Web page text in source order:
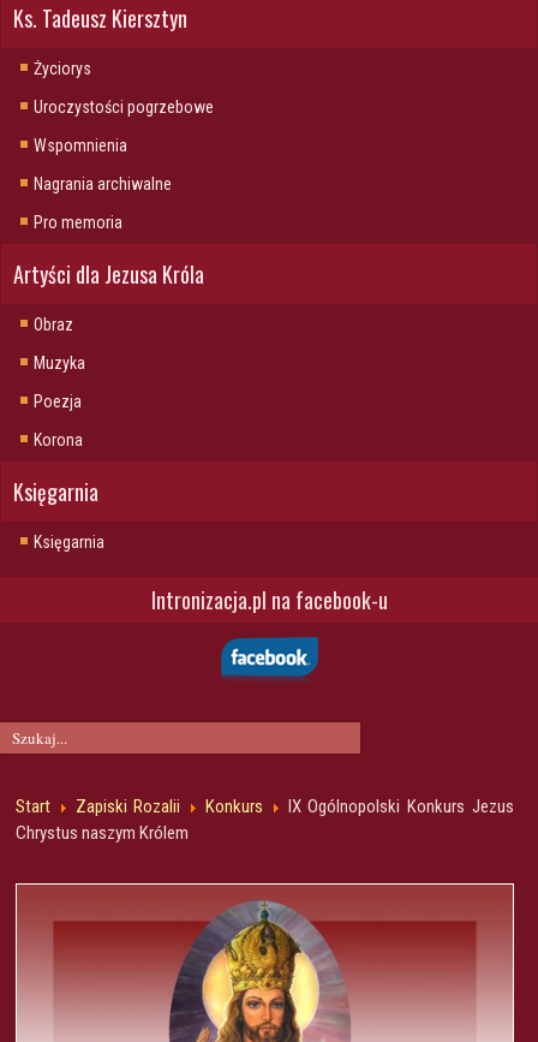
Ks. Tadeusz Kiersztyn
Życiorys
Uroczystości pogrzebowe
Wspomnienia
Nagrania archiwalne
Pro memoria
Artyści dla Jezusa Króla
Obraz
Muzyka
Poezja
Korona
Księgarnia
Księgarnia
Intronizacja.pl na facebook-u
Start Zapiski Rozalii Konkurs
IX Ogólnopolski Konkurs Jezus
Chrystus naszym Królem